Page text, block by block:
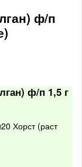
ф/п
ф/п 1,5 г
Хорст (раст